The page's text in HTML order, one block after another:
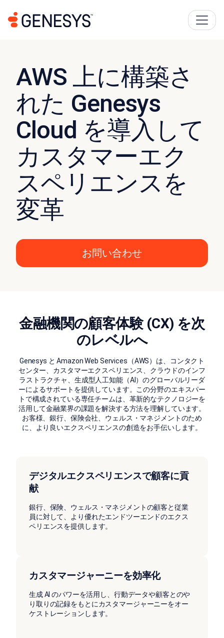
AWS 上に構築さ
れた Genesys
Cloud を導入して
カスタマーエク
スペリエンスを
変革
お問い合わせ
金融機関の顧客体験 (CX) を次
のレベルへ
Genesys と Amazon Web Services（AWS）は、コンタクト
センター、カスタマーエクスペリエンス、クラウドのインフ
ラストラクチャ、生成型人工知能（AI）のグローバルリーダ
ーによるサポートを提供しています。この分野のエキスパー
トで構成されている専任チームは、革新的なテクノロジーを
活用して金融業界の課題を解決する方法を理解しています。
お客様、銀行、保険会社、ウェルス・マネジメントのため
に、より良いエクスペリエンスの創造をお手伝いします。
デジタルエクスペリエンスで顧客に貢
献
銀行、保険、ウェルス・マネジメントの顧客と従業
員に対して、より優れたエンドツーエンドのエクス
ペリエンスを提供します。
カスタマージャーニーを効率化
生成 AI のパワーを活用し、行動データや顧客とのや
り取りの記録をもとにカスタマージャーニーをオー
ケストレーションします。